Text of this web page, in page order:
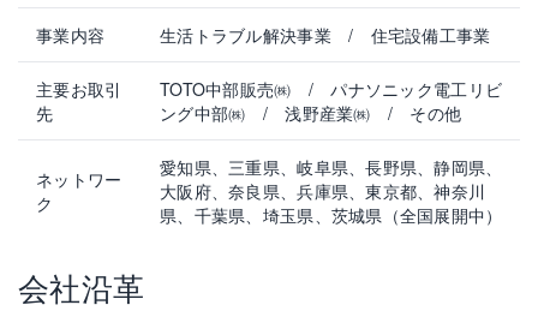
事業内容 生活トラブル解決事業 / 住宅設備工事業
主要お取引
先
TOTO中部販売㈱ / パナソニック電工リビ
ング中部㈱ / 浅野産業㈱ / その他
ネットワー
ク
愛知県、三重県、岐阜県、長野県、静岡県、
大阪府、奈良県、兵庫県、東京都、神奈川
県、千葉県、埼玉県、茨城県（全国展開中）
会社沿革